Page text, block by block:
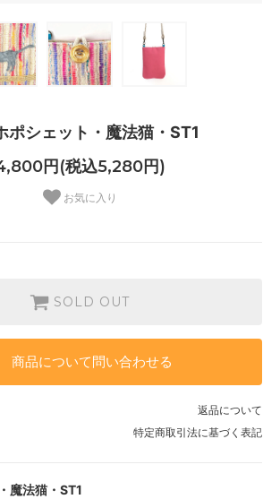
ポシェット・魔法猫・ST1
円(税込5,280円)
お気に入り
SOLD OUT
商品について問い合わせる
返品について
特定商取引法に基づく表記
魔法猫・ST1